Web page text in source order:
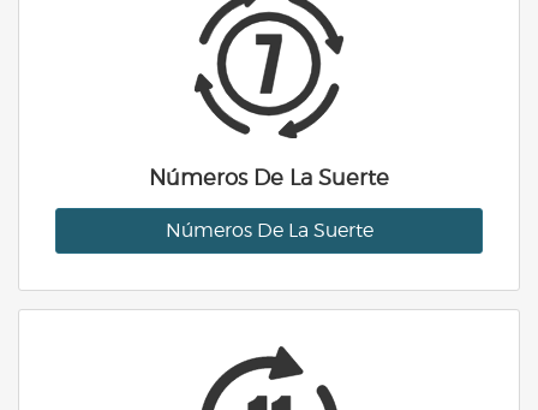
Números De La Suerte
Números De La Suerte